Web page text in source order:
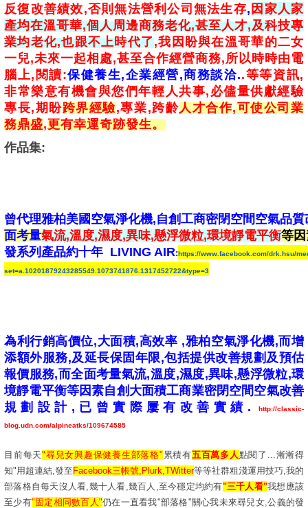
反復改善績效,否則無法營利公司無法生存, 因家人家
產均在溫哥華,個人周邊商務老化,甚至人才,及科技專
業均老化,也跟不上時代了,我因盼與在溫哥華的二女
一兒,未來一起相處,甚至合作經營商務, 所以時時由電
腦上, 閱讀:保健養生,企業經營,商務談洽..等等資訊,
非常樂意有機會與您們年輕人共事,必儘量供獻經驗
專長,期盼跨界經驗,專業,跨齡人才合作,可使公司業
務鼎盛,更有幸運奇跡發生。
作品集:
曾代理雅柏美國空氣淨化機,自創工商密閉空間空氣品
面考量氣流,溫度,濕度,異味,懸浮微粒,環境靜電平衡等
發系列產品約十年 LIVING AIR:https://www.facebook.com/drk.hsu/
set=a.10201879243285549.1073741876.1317452722&type=3
為利行銷高價位,大面積,高效率 ,雅柏空氣淨化機,而增
添額外服務,及延長保固年限,包括提供改善規劃及預估
報價服務,而全面考量氣流,溫度,濕度,異味,懸浮微粒,環
境靜電平衡等因素自創大面積工商業密閉空間空氣改善
規劃設計,已曾實際屢有改善實績.
http://classic-
blog.udn.com/alpineatks/109674585
目前每天"尋兒女興趣保健養生部落格" 累積有五百萬多人 點閱了...漸漸得
知"用超連結,發至Facebook三帳號,Plurk,TWitter等等社群粗淺運用技巧,我的
部落格自每天沒人看,幾十人看,幾百人,至今穩定均約有"三千人看"我想應該
至少有"固定相同數百人"仍在一直看我"部落格"關心我未來尋兒女,公義的發